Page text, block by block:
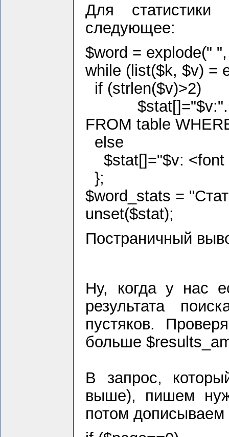
Для
следующее:
$word = explode("
while (list($k, $v) =
if (strlen($v)>2)
$stat[]="$
FROM table
else
$stat[]="$v: <font
};
$word_stats =
unset($stat);
Постраничный
Ну, когда у нас
результата
пустяков.
больше $
В запрос,
выше), пишем
потом дописываем